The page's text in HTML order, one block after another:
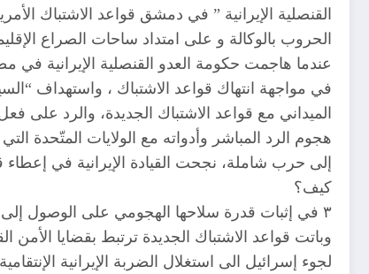
القنصلية الإيرانية ” في دمشق قواعد الاشتباك
الحروب بالوكالة و على امتداد ساحات الصراع
عندما هاجمت حكومة العدو القنصلية الإيرانية
في مواجهة انتهاك قواعد الاشتباك ، واستهداف
الميداني مع قواعد الاشتباك الجديدة، والرد
هجوم الرد المباشر وأدواته مع الولايات المتّحدة
إلى حرب شاملة، نجحت القيادة الإيرانية في إعطاء
كيف؟
٣ في إثبات قدرة سلاحها الهجومي على الوصول إلى
وباتت قواعد الاشتباك الجديدة ترتبط بقضايا الأمن
لجوء إسرائيل الى استغلال الضربة الإيرانية